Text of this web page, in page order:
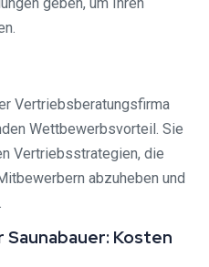
Vertriebsberatungsfirma
Wettbewerbsvorteil. Sie
Vertriebsstrategien, die
abzuheben und
Kosten